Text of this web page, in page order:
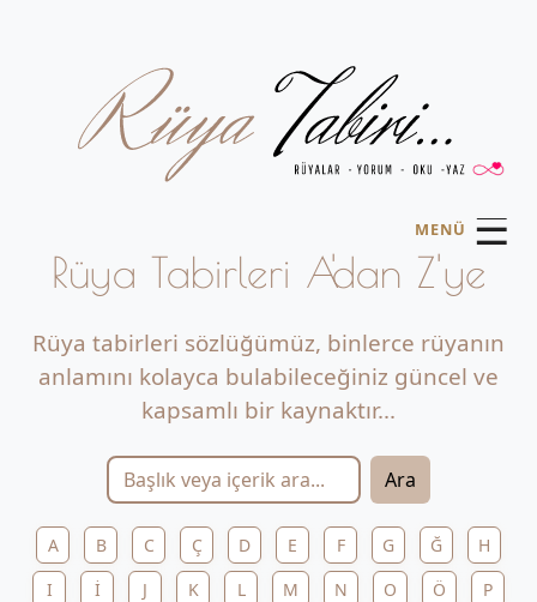
MENÜ ☰
Rüya Tabirleri A'dan Z'ye
Rüya tabirleri sözlüğümüz, binlerce rüyanın
anlamını kolayca bulabileceğiniz güncel ve
kapsamlı bir kaynaktır...
Ara
A B C Ç D E F G Ğ
H
I
İ J K L M N O Ö
P